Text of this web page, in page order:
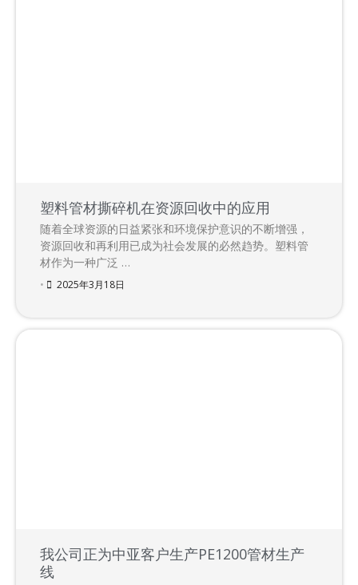
塑料管材撕碎机在资源回收中的应用
随着全球资源的日益紧张和环境保护意识的不断增强，
资源回收和再利用已成为社会发展的必然趋势。塑料管
材作为一种广泛 …
• 2025年3月18日
我公司正为中亚客户生产PE1200管材生产
线